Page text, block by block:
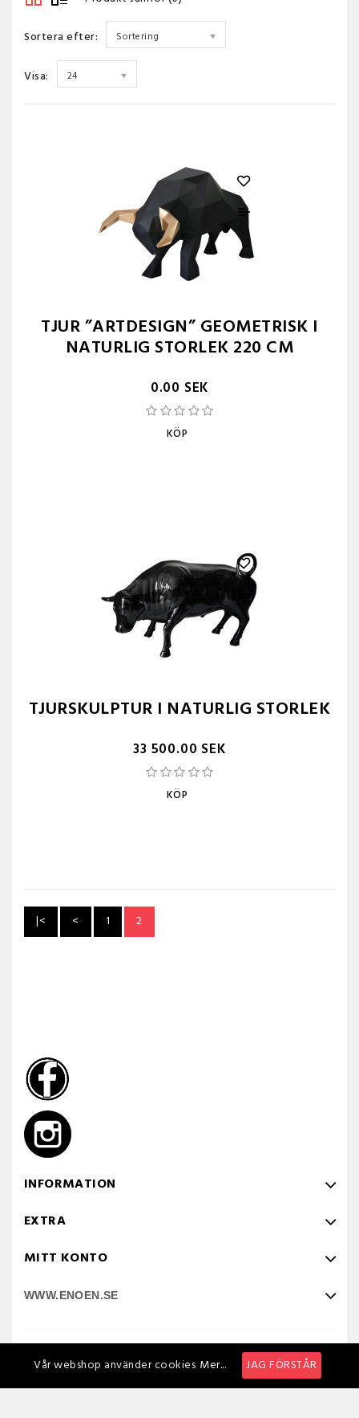
Sortera efter: Sortering
Visa: 24
TJUR ”ARTDESIGN” GEOMETRISK I
NATURLIG STORLEK 220 CM
0.00 SEK
KÖP
TJURSKULPTUR I NATURLIG STORLEK
33 500.00 SEK
KÖP
|< < 1 2
INFORMATION
EXTRA
MITT KONTO
WWW.ENOEN.SE
Vår webshop använder cookies Mer... JAG FÖRSTÅR